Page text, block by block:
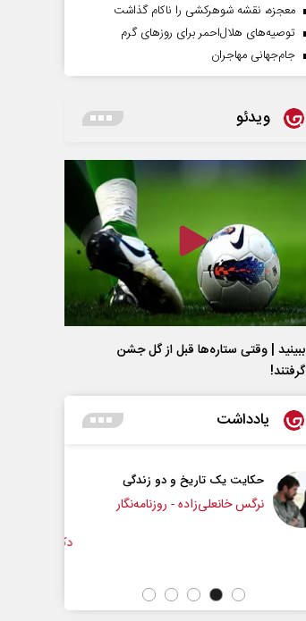
معجزه، نقشه شوهرکشی را ناکام گذاشت
توصیه‌های هلال‌احمر برای روز‌های گرم
جام‌جهانی مهاجران
ویدئو
ببینید | وقتی ستاره‌ها قبل از گل جشن
گرفتند!
یادداشت
چرایی عقب‌نشینی ترامپ؟
دکتر یدالله جوانی - تحلیلگر مسائل سیاسی